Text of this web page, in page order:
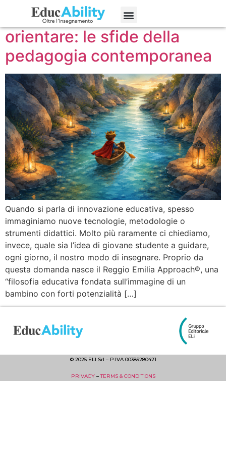
Osservare, documentare,
orientare: le sfide della
pedagogia contemporanea
Quando si parla di innovazione educativa, spesso
immaginiamo nuove tecnologie, metodologie o
strumenti didattici. Molto più raramente ci chiediamo,
invece, quale sia l’idea di giovane studente a guidare,
ogni giorno, il nostro modo di insegnare. Proprio da
questa domanda nasce il Reggio Emilia Approach®, una
“filosofia educativa fondata sull’immagine di un
bambino con forti potenzialità […]
© 2025 ELI Srl – P.IVA 00389280421
PRIVACY–TERMS & CONDITIONS